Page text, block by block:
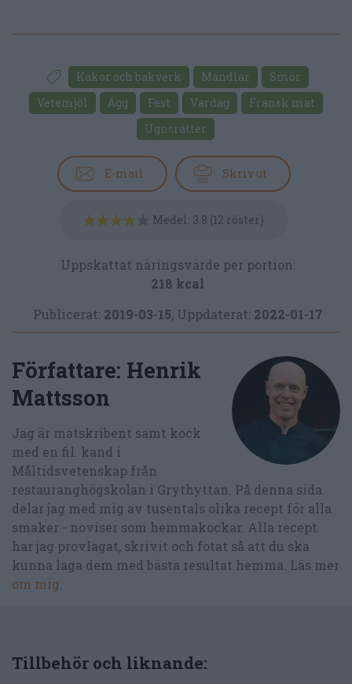
Kakor och bakverk Mandlar
Smör
Vetemjöl
Ägg Fest Vardag
Fransk mat
Ugnsrätter
E-mail Skriv ut
Medel: 3.8 (12 röster)
Uppskattat näringsvärde per portion:
218 kcal
Publicerat: 2019-03-15, Uppdaterat: 2022-01-17
Författare: Henrik
Mattsson
Jag är matskribent samt kock
med en fil. kand i
Måltidsvetenskap från
restauranghögskolan i Grythyttan. På denna sida
delar jag med mig av tusentals olika recept för alla
smaker - noviser som hemmakockar. Alla recept
har jag provlagat, skrivit och fotat så att du ska
kunna laga dem med bästa resultat hemma. Läs mer
om mig
Tillbehör och liknande: